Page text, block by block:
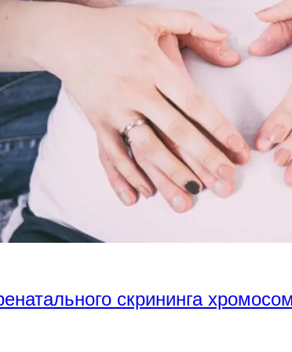
скрининга